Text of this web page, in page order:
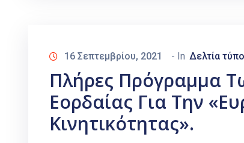
16 Σεπτεμβρίου, 2021 - In Δελτία
Πλήρες Πρόγραμμα
Εορδαίας Για Την
Κινητικότητας».